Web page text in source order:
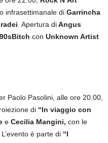
infrasettimanale di Garrincha
. Apertura diAngus
con Unknown Artist
Paolo Pasolini, alle ore 20.00,
di “In viaggio con
e Cecilia Mangini, con le
è parte di “I